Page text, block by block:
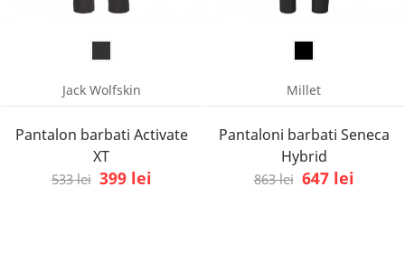
Jack Wolfskin
Pantalon barbati Activate
XT
533 lei 399 lei
Millet
Pantaloni barbati Seneca
Hybrid
863 lei 647 lei